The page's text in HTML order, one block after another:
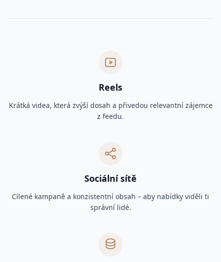
Reels
Krátká videa, která zvýší dosah a přivedou relevantní zájemce
z feedu.
Sociální sítě
Cílené kampaně a konzistentní obsah – aby nabídky viděli ti
správní lidé.